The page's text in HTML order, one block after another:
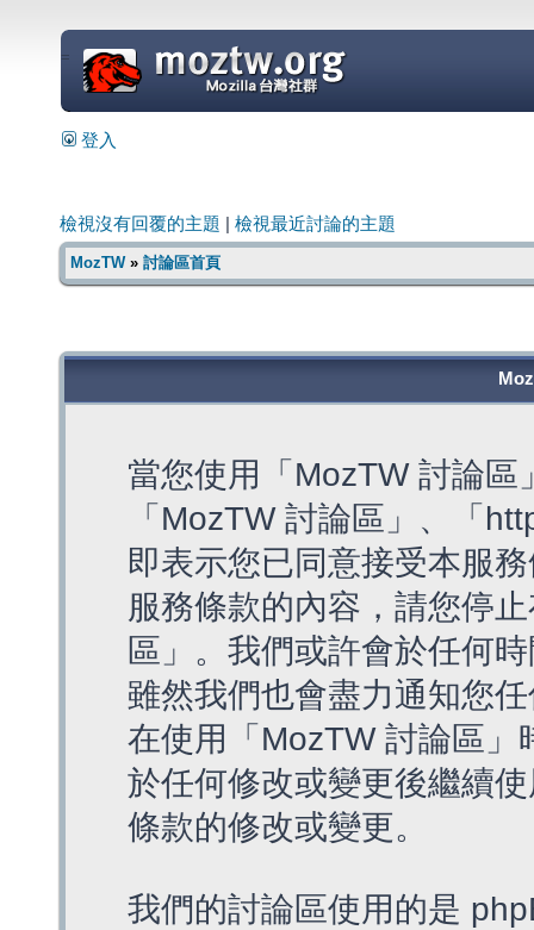
=
登入
檢視沒有回覆的主題 檢視最近討論的主題
MozTW» 討論區首頁
當您使用「MozTW 討論
「MozTW 討論區」、「
即表示您已同意接受本服
服務條款的內容，請您停
區」。我們或許會於任何
雖然我們也會盡力通知您
在使用「MozTW 討論區
於任何修改或變更後繼續
條款的修改或變更。
我們的討論區使用的是